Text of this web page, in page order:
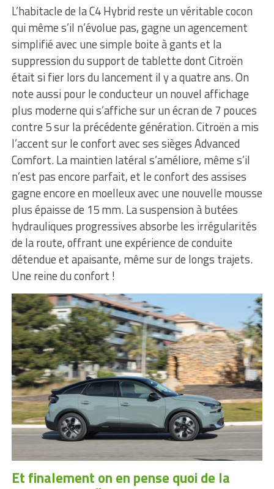
L’habitacle de la C4 Hybrid reste un véritable cocon
qui même s’il n’évolue pas, gagne un agencement
simplifié avec une simple boite à gants et la
suppression du support de tablette dont Citroën
était si fier lors du lancement il y a quatre ans. On
note aussi pour le conducteur un nouvel affichage
plus moderne qui s’affiche sur un écran de 7 pouces
contre 5 sur la précédente génération. Citroën a mis
l’accent sur le confort avec ses sièges Advanced
Comfort. La maintien latéral s’améliore, même s’il
n’est pas encore parfait, et le confort des assises
gagne encore en moelleux avec une nouvelle mousse
plus épaisse de 15 mm. La suspension à butées
hydrauliques progressives absorbe les irrégularités
de la route, offrant une expérience de conduite
détendue et apaisante, même sur de longs trajets.
Une reine du confort !
Et finalement on en pense quoi de la